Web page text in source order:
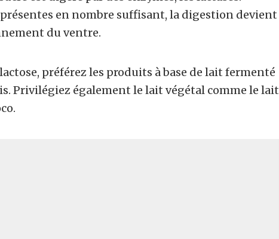
en nombre suffisant, la digestion devient
du ventre.
préférez les produits à base de lait fermenté
Privilégiez également le lait végétal comme le lait